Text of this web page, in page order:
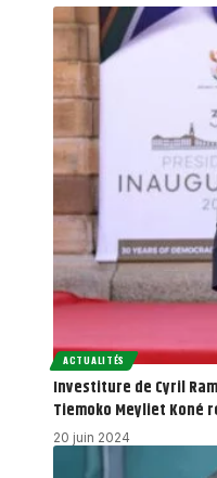
ACTUALITÉS
Investiture de Cyril
Tiemoko Meyliet Koné
20 juin 2024